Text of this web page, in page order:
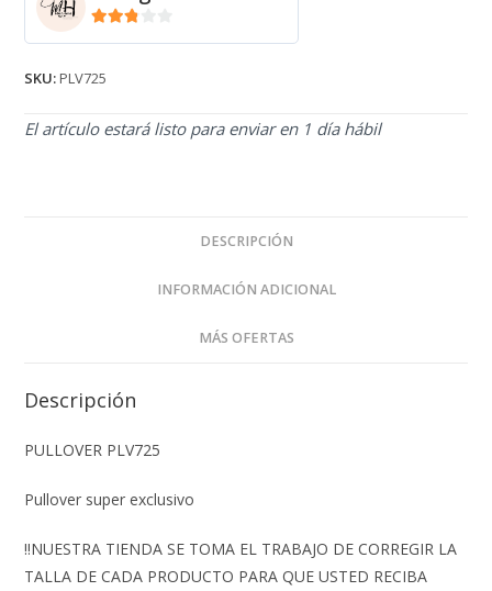
SKU:PLV725
El artículo estará listo para enviar en 1 día hábil
DESCRIPCIÓN
INFORMACIÓN ADICIONAL
MÁS OFERTAS
Descripción
PULLOVER PLV725
Pullover super exclusivo
‼️NUESTRA TIENDA SE TOMA EL TRABAJO DE CORREGIR LA
TALLA DE CADA PRODUCTO PARA QUE USTED RECIBA